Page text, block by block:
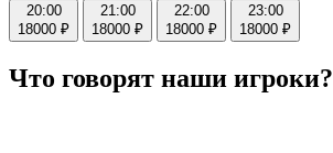
20:00
18000 ₽
21:00
18000 ₽
22:00
18000 ₽
23:00
18000 ₽
Что говорят наши игроки?